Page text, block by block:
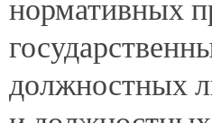
нормативных
должностных